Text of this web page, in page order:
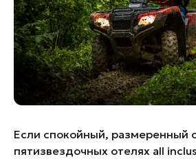
Банные комплексы
Горнолыжные клубы
Спецпроекты
Инвестиционный портал
Федоскинская фабрика
Пикник в Подмосковье
Золотое кольцо России
Войти
Если спокойный, размеренный
пятизвездочных отелях all